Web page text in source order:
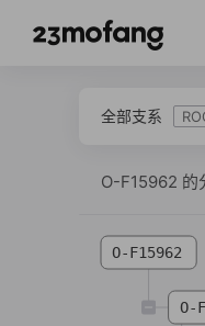
全部支系
O-F15962 的
O-P164
O-F15962
O-